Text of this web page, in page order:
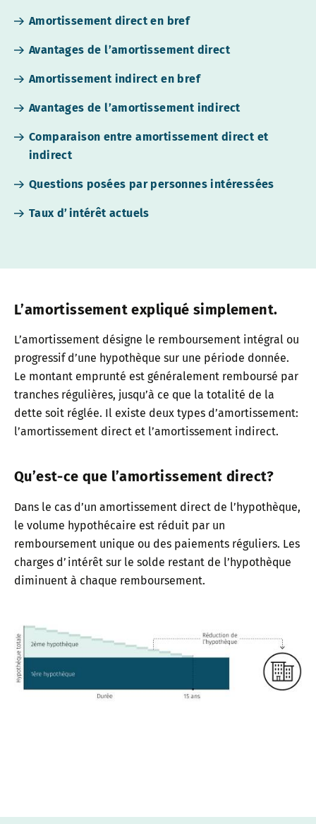
Amortissement direct en bref
Avantages de l’amortissement direct
Amortissement indirect en bref
Avantages de l’amortissement indirect
Comparaison entre amortissement direct et
indirect
Questions posées par personnes intéressées
Taux d’intérêt actuels
L’amortissement expliqué simplement.
L’amortissement désigne le remboursement intégral ou
progressif d’une hypothèque sur une période donnée.
Le montant emprunté est généralement remboursé par
tranches régulières, jusqu’à ce que la totalité de la
dette soit réglée. Il existe deux types d’amortissement:
l’amortissement direct et l’amortissement indirect.
Qu’est-ce que l’amortissement direct?
Dans le cas d’un amortissement direct de l’hypothèque,
le volume hypothécaire est réduit par un
remboursement unique ou des paiements réguliers. Les
charges d’intérêt sur le solde restant de l’hypothèque
diminuent à chaque remboursement.